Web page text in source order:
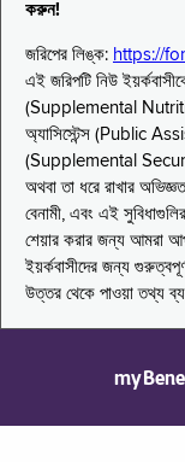
করুন!
জরিপের লিঙ্ক: https://
এই জরিপটি নিউ
(Supplemental
অ্যাসিস্টেন্স (Public
(Supplemental
অথবা তা ধরে রাখার
বেনামী, এবং এই
শেয়ার করার জন্য আমরা
ইয়র্কবাসীদের জন্য
উত্তর থেকে পাওয়া তথ্য